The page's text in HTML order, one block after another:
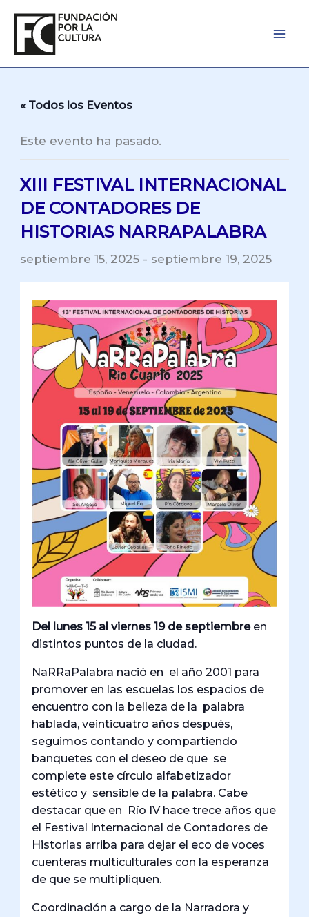
contenido
« Todos los Eventos
Este evento ha pasado.
XIII FESTIVAL INTERNACIONAL
DE CONTADORES DE
HISTORIAS NARRAPALABRA
septiembre 15, 2025 - septiembre 19, 2025
Del lunes 15 al viernes 19 de septiembreen
distintos puntos de la ciudad.
NaRRaPalabra nació en el año 2001 para
promover en las escuelas los espacios de
encuentro con la belleza de la palabra
hablada, veinticuatro años después,
seguimos contando y compartiendo
banquetes con el deseo de que se
complete este círculo alfabetizador
estético y sensible de la palabra. Cabe
destacar que en Río IV hace trece años que
el Festival Internacional de Contadores de
Historias arriba para dejar el eco de voces
cuenteras multiculturales con la esperanza
de que se multipliquen.
Coordinación a cargo de la Narradora y